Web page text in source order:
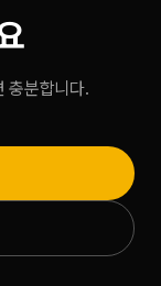
충분합니다.